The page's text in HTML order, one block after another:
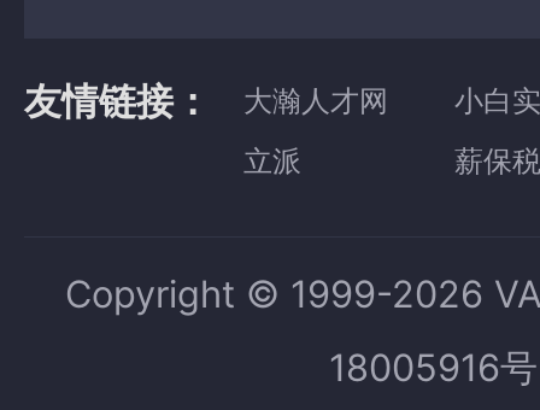
友情链接： 大瀚人才网
小白
立派
薪保税
Copyright © 1999-2026
18005916